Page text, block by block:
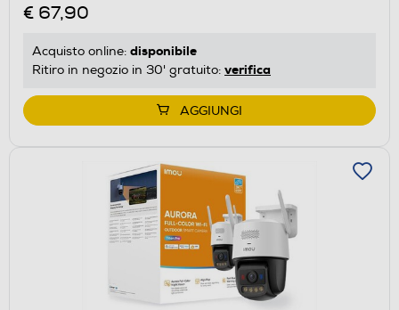
€ 67,90
Acquisto online: disponibile
Ritiro in negozio in 30' gratuito: verifica
AGGIUNGI